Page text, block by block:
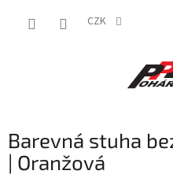
CZK
Barevná stuha
| Oranžová